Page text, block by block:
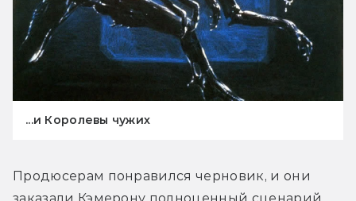
...и Королевы чужих
Продюсерам понравился черновик, и они